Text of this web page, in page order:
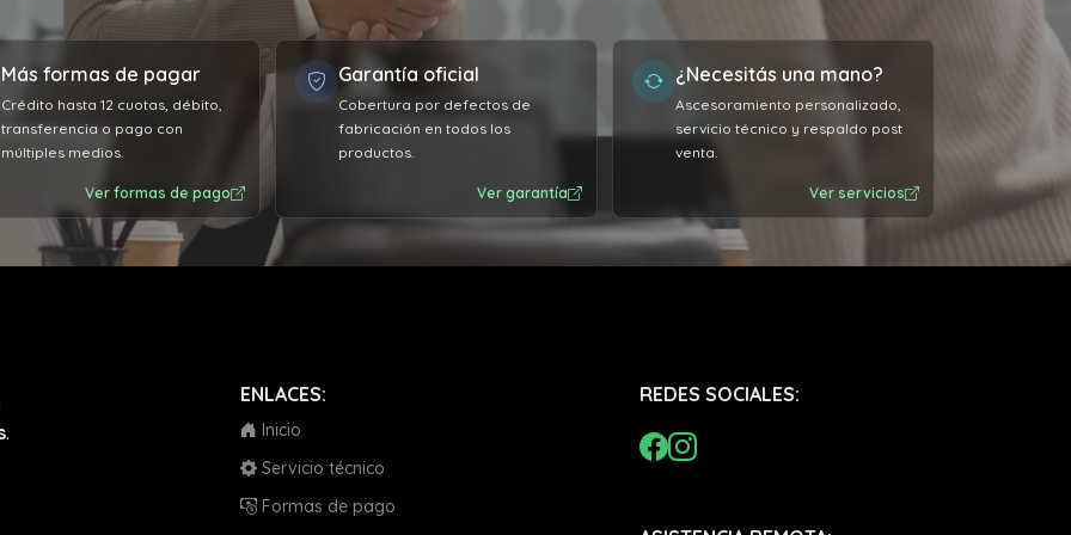
después me pasó mensaje
día a ver si había recibido
. La atención 12 de 10 !!
servicio.
Más formas de pagar
Crédito hasta 12 cuotas, débito,
transferencia o pago con
múltiples medios.
Ver formas de pago
Garantía oficial
Cobertura por defectos de
fabricación en todos los
productos.
Ver garantía
¿Necesitás una mano?
Ascesoramiento personalizado,
servicio técnico y respaldo post
venta.
Ver servicios
.
ENLACES:
Inicio
Servicio técnico
Formas de pago
REDES SOCIALES: